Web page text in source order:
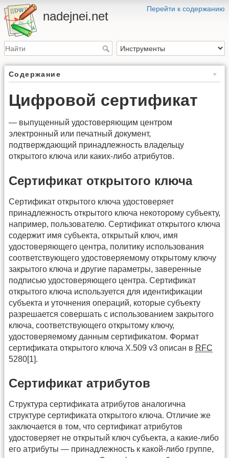
Перейти к содержанию
nadejnei.net
Содержание
Цифровой сертификат
— выпущенный удостоверяющим центром
электронный или печатный документ,
подтверждающий принадлежность владельцу
открытого ключа или каких-либо атрибутов.
Сертификат открытого ключа
Сертификат открытого ключа удостоверяет
принадлежность открытого ключа некоторому субъекту,
например, пользователю. Сертификат открытого ключа
содержит имя субъекта, открытый ключ, имя
удостоверяющего центра, политику использования
соответствующего удостоверяемому открытому ключу
закрытого ключа и другие параметры, заверенные
подписью удостоверяющего центра. Сертификат
открытого ключа используется для идентификации
субъекта и уточнения операций, которые субъекту
разрешается совершать с использованием закрытого
ключа, соответствующего открытому ключу,
удостоверяемому данным сертификатом. Формат
сертификата открытого ключа X.509 v3 описан в RFC
5280[1].
Сертификат атрибутов
Структура сертификата атрибутов аналогична
структуре сертификата открытого ключа. Отличие же
заключается в том, что сертификат атрибутов
удостоверяет не открытый ключ субъекта, а какие-либо
его атрибуты — принадлежность к какой-либо группе,